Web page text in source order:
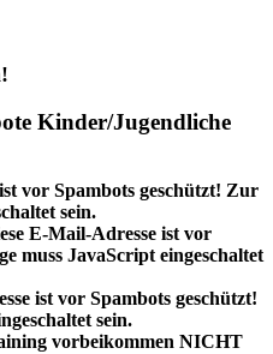
Kinder/Jugendliche
vor Spambots geschützt! Zur
sein.
E-Mail-Adresse ist vor
muss JavaScript eingeschaltet
ist vor Spambots geschützt!
sein.
vorbeikommen NICHT